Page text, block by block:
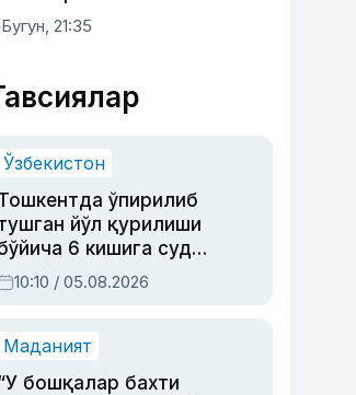
кўрсатилгани
қилинди
Бугун, 21:35
Ўзбекистон
ўпирилиб
йўл қурилиши
6 кишига суд
ўқилди
10:10 / 05.08.2026
Маданият
бошқалар бахти